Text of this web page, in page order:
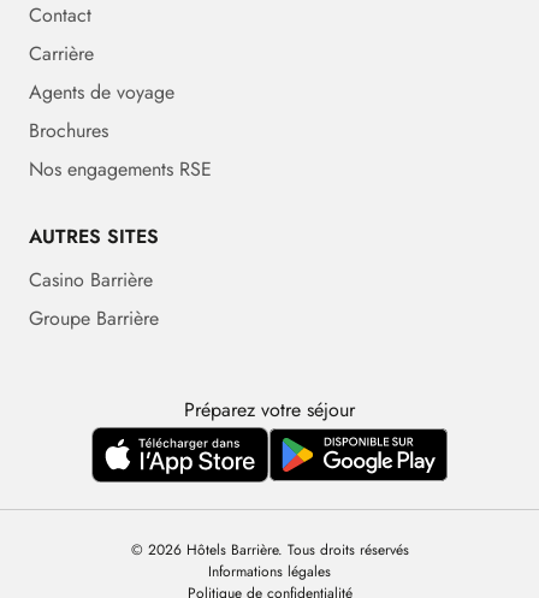
Contact
Carrière
Agents de voyage
Brochures
Nos engagements RSE
AUTRES SITES
Casino Barrière
Groupe Barrière
Préparez votre séjour
© 2026 Hôtels Barrière. Tous droits réservés
Informations légales
Politique de confidentialité